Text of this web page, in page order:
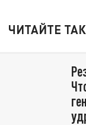
ЧИТАЙТЕ